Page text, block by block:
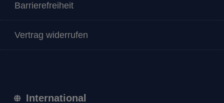
Barrierefreiheit
Vertrag widerrufen
International